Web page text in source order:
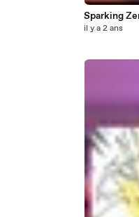
Sparking
il y a 2 ans